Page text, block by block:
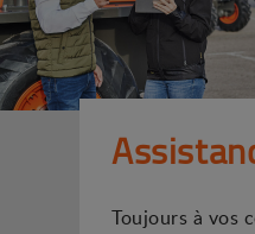
Toujours à vos